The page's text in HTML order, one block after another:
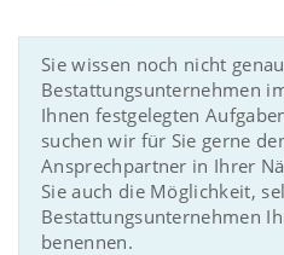
Sie wissen noch nicht
Bestattungsunternehmen
Ihnen festgelegten
suchen wir für Sie gerne
Ansprechpartner in Ihrer
Sie auch die Möglichkeit,
Bestattungsunternehmen
benennen.